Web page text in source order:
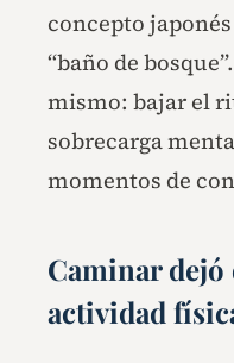
concepto japonés
“baño de
mismo: bajar el
sobrecarga
momentos de
Caminar dejó
actividad